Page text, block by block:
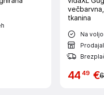
tkanina
Na
44 49 €